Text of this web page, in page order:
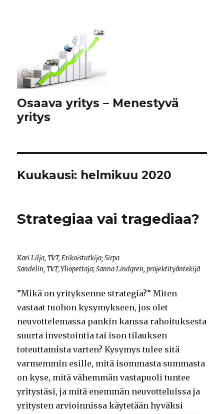
Osaava yritys – Menestyvä
yritys
Kuukausi: helmikuu 2020
Strategiaa vai tragediaa?
Kari Lilja, TkT, Erikoistutkija; Sirpa
Sandelin, TkT, Yliopettaja;Sanna Lindgren, projektityöntekijä
”Mikä on yrityksenne strategia?” Miten
vastaat tuohon kysymykseen, jos olet
neuvottelemassa pankin kanssa rahoituksesta
suurta investointia tai ison tilauksen
toteuttamista varten? Kysymys tulee sitä
varmemmin esille, mitä isommasta summasta
on kyse, mitä vähemmän vastapuoli tuntee
yritystäsi, ja mitä enemmän neuvotteluissa ja
yritysten arvioinnissa käytetään hyväksi